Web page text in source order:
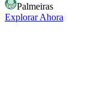
Palmeiras
Explorar Ahora